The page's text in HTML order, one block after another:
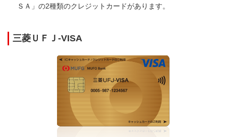
ＳＡ」の2種類のクレジットカードがあります。
三菱ＵＦＪ-VISA